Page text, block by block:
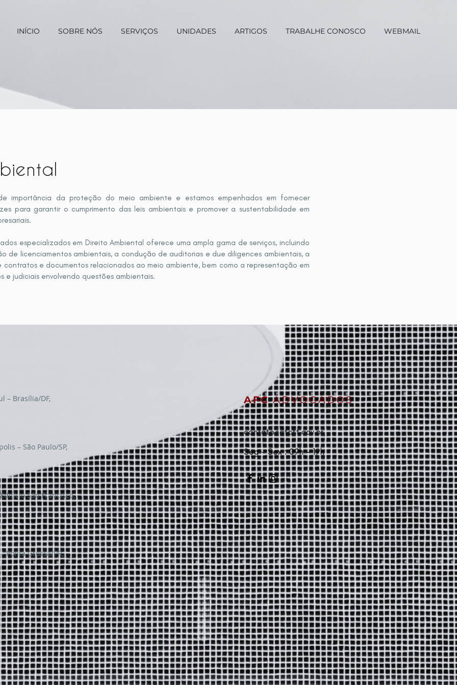
INÍCIO SOBRE NÓS SERVIÇOS UNIDADES ARTIGOS TRABALHE CONOSCO WEBMAIL
importância da proteção do meio ambiente e estamos empenhados em fornecer
para garantir o cumprimento das leis ambientais e promover a sustentabilidade em
especializados em Direito Ambiental oferece uma ampla gama de serviços, incluindo
de licenciamentos ambientais, a condução de auditorias e due diligences ambientais, a
contratos e documentos relacionados ao meio ambiente, bem como a representação em
e judiciais envolvendo questões ambientais.
– Brasília/DF,
– São Paulo/SP,
São Francisco,
Ponta Grossa/PR,
AFCADVOGADOS
contato@afctf.adv.br
Seg - Sex : 09h - 19h